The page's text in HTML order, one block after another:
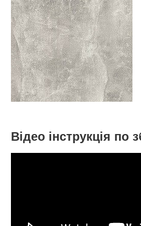
Відео інструкція по